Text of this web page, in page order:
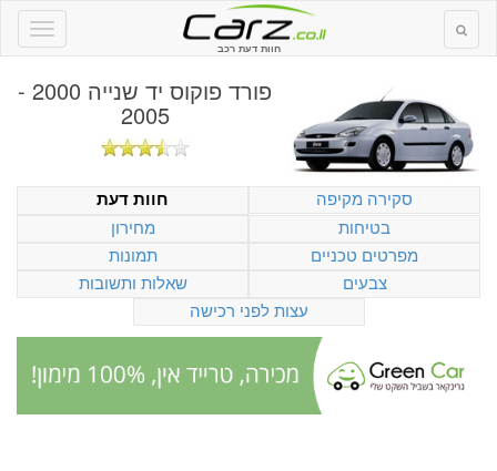
חוות דעת רכב
פורד פוקוס יד שנייה 2000 -
2005
סקירה מקיפה
חוות דעת
בטיחות
מחירון
מפרטים טכניים
תמונות
צבעים
שאלות ותשובות
עצות לפני רכישה